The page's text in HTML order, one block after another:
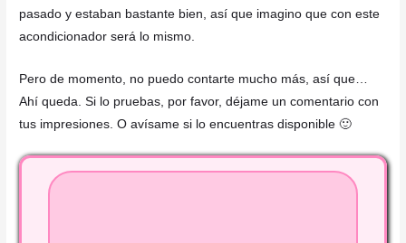
pasado y estaban bastante bien, así que imagino que con este
acondicionador será lo mismo.
Pero de momento, no puedo contarte mucho más, así que…
Ahí queda. Si lo pruebas, por favor, déjame un comentario con
tus impresiones. O avísame si lo encuentras disponible 🙂